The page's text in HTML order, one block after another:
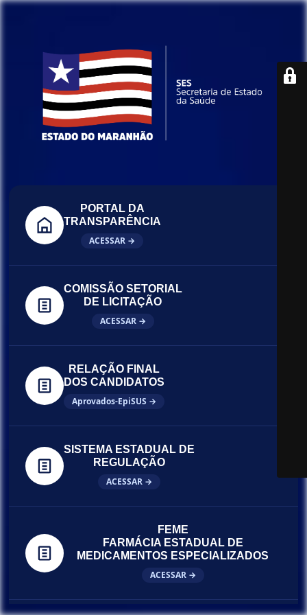
PORTAL DA
TRANSPARÊNCIA
ACESSAR →
COMISSÃO SETORIAL
DE LICITAÇÃO
ACESSAR →
RELAÇÃO FINAL
DOS CANDIDATOS
Aprovados-EpiSUS →
SISTEMA ESTADUAL DE
REGULAÇÃO
ACESSAR →
FEME
FARMÁCIA ESTADUAL DE
MEDICAMENTOS ESPECIALIZADOS
ACESSAR →